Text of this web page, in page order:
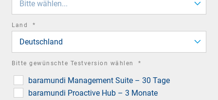
Bitte wählen...
Land *
Deutschland
Bitte gewünschte Testversion wählen *
baramundi Management Suite – 30 Tage
baramundi Proactive Hub – 3 Monate